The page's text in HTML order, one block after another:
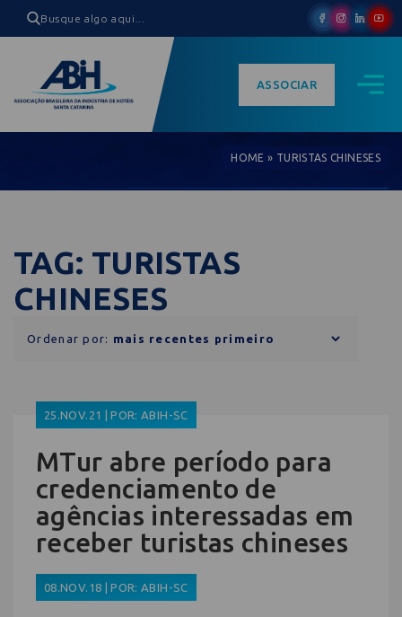
ASSOCIAR
HOME » TURISTAS CHINESES
TAG: TURISTAS
CHINESES
Ordenar por:
25.NOV.21 | POR: ABIH-SC
MTur abre período para
credenciamento de
agências interessadas em
receber turistas chineses
08.NOV.18 | POR: ABIH-SC